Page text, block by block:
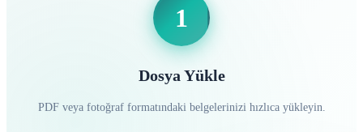
1
Dosya Yükle
PDF veya fotoğraf formatındaki belgelerinizi hızlıca yükleyin.